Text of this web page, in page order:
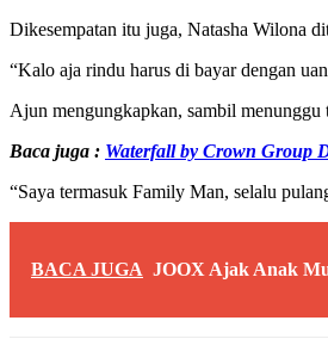
Dikesempatan itu juga, Natasha Wilona
“Kalo aja rindu harus di bayar dengan
Ajun mengungkapkan, sambil menunggu
Baca juga : Waterfall by Crown Group
“Saya termasuk Family Man, selalu
BACA JUGA JOOX Ajak Anak